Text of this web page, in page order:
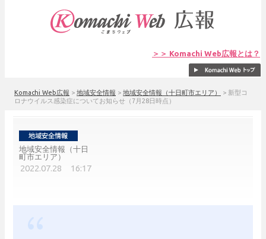
＞＞ Komachi Web広報とは？
Komachi Web広報 > 地域安全情報 > 地域安全情報（十日町市エリア） > 新型コ
ロナウイルス感染症についてお知らせ（7月28日時点）
地域安全情報（十日
町市エリア）
2022.07.28 16:17